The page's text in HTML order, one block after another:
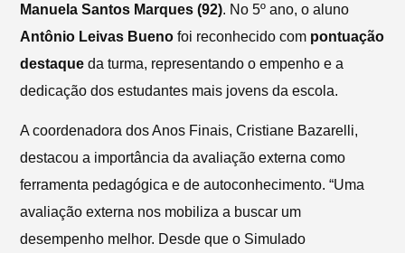
Manuela Santos Marques (92). No 5º ano, o aluno
Antônio Leivas Bueno foi reconhecido com pontuação
destaque da turma, representando o empenho e a
dedicação dos estudantes mais jovens da escola.
A coordenadora dos Anos Finais,Cristiane Bazarelli,
destacou a importância da avaliação externa como
ferramenta pedagógica e de autoconhecimento. “Uma
avaliação externa nos mobiliza a buscar um
desempenho melhor. Desde que o Simulado